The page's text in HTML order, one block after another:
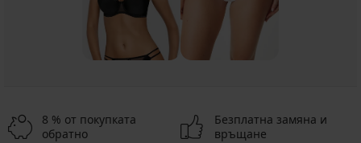
8 % от покупката
обратно
Безплатна замяна и
връщане